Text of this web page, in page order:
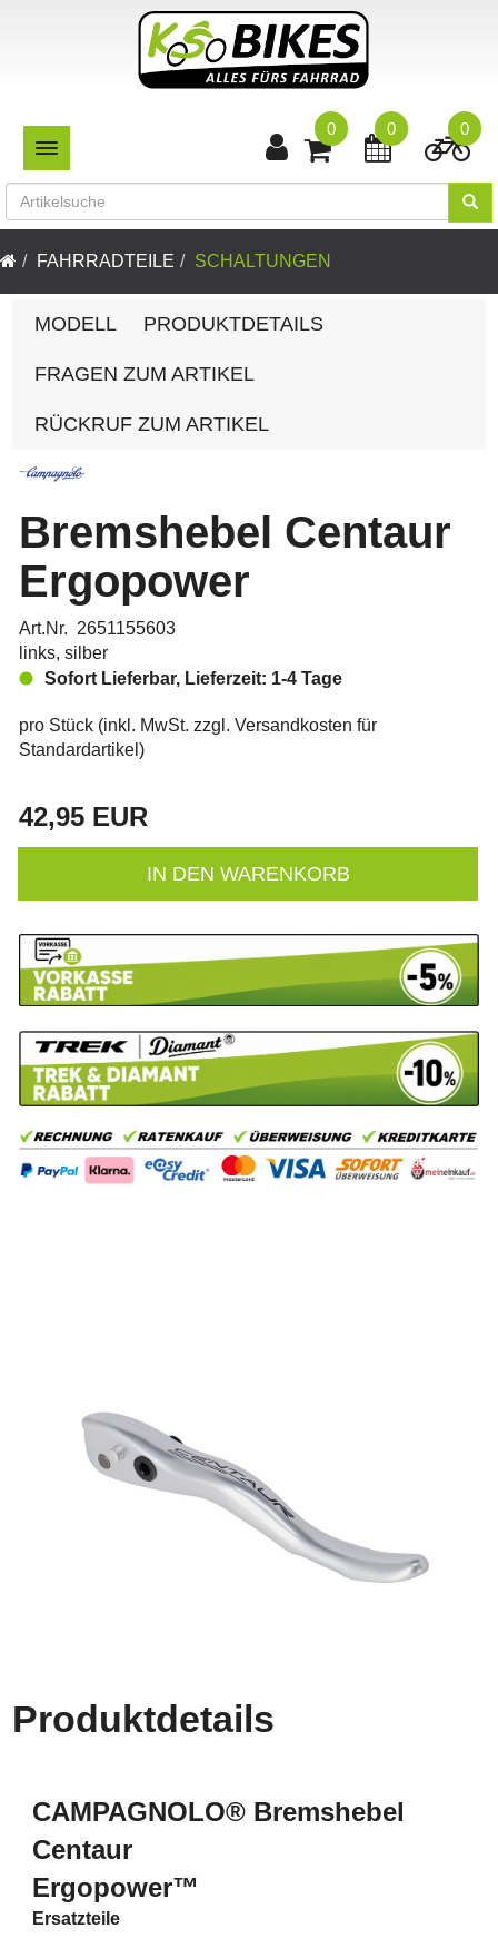
TOGGLE NAVIGATION
0
0
0
FAHRRADTEILE SCHALTUNGEN
MODELL PRODUKTDETAILS
FRAGEN ZUM ARTIKEL
RÜCKRUF ZUM ARTIKEL
Bremshebel Centaur
Ergopower
Art.Nr. 2651155603
links, silber
Sofort Lieferbar, Lieferzeit: 1-4 Tage
pro Stück (inkl. MwSt. zzgl. Versandkosten für
Standardartikel )
42,95 EUR
IN DEN WARENKORB
Produktdetails
CAMPAGNOLO® Bremshebel
Centaur
Ergopower™
Ersatzteile